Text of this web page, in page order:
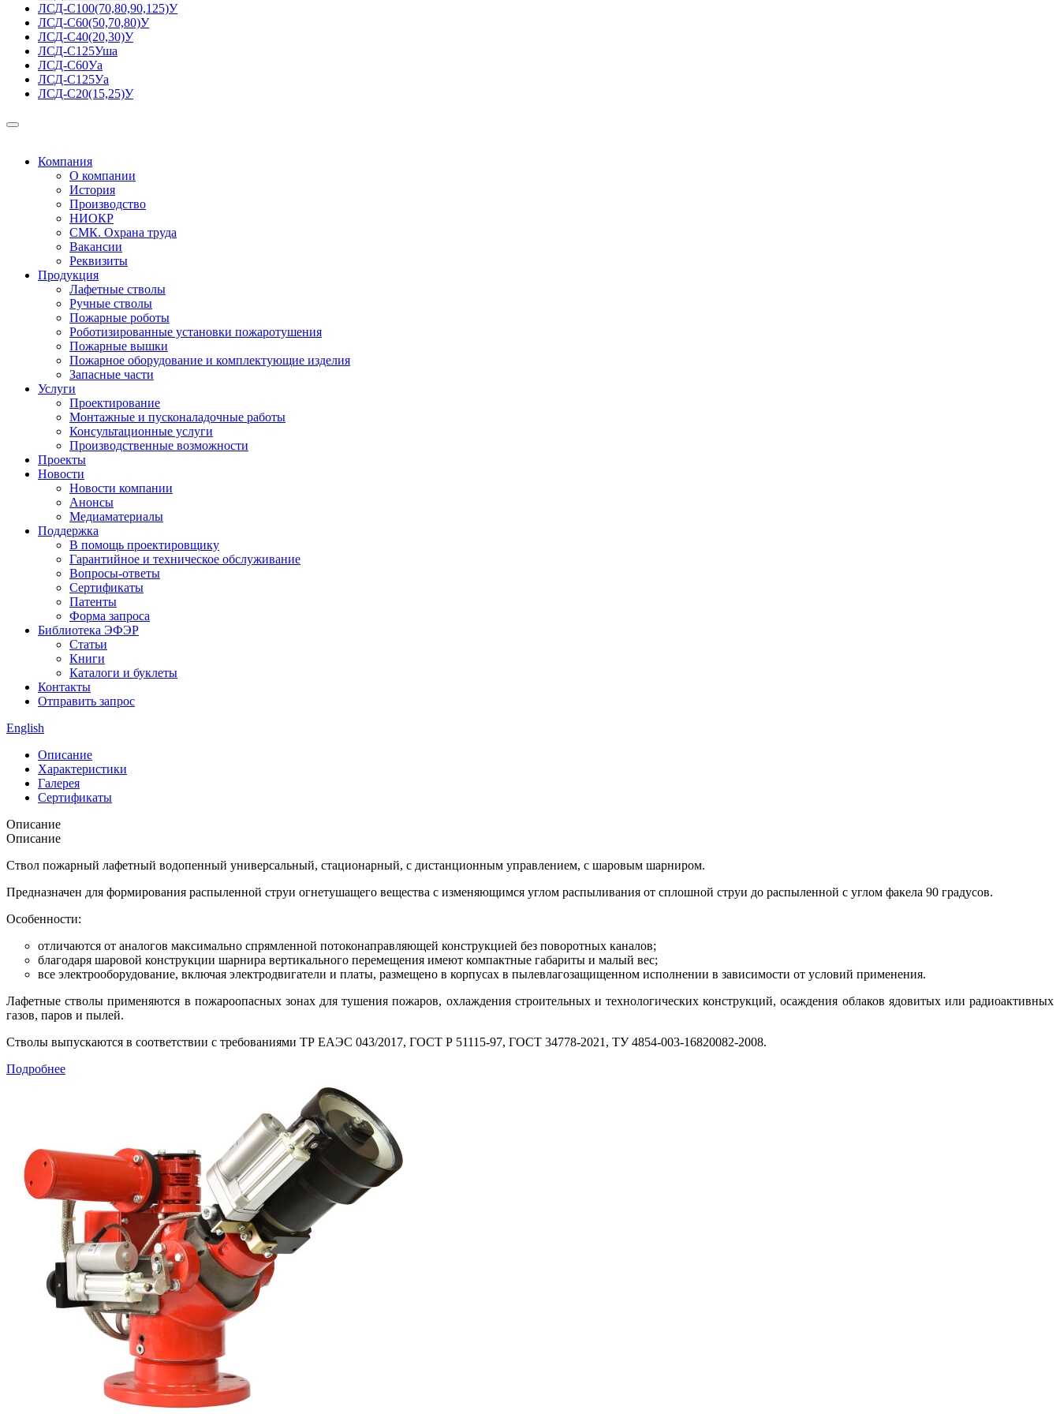
ЛСД-С100(70,80,90,125)У
ЛСД-С60(50,70,80)У
ЛСД-С40(20,30)У
ЛСД-С125Уша
ЛСД-С60Уа
ЛСД-С125Уа
ЛСД-С20(15,25)У
Компания
О компании
История
Производство
НИОКР
СМК. Охрана труда
Вакансии
Реквизиты
Продукция
Лафетные стволы
Ручные стволы
Пожарные роботы
Роботизированные установки пожаротушения
Пожарные вышки
Пожарное оборудование и комплектующие изделия
Запасные части
Услуги
Проектирование
Монтажные и пусконаладочные работы
Консультационные услуги
Производственные возможности
Проекты
Новости
Новости компании
Анонсы
Медиаматериалы
Поддержка
В помощь проектировщику
Гарантийное и техническое обслуживание
Вопросы-ответы
Сертификаты
Патенты
Форма запроса
Библиотека ЭФЭР
Статьи
Книги
Каталоги и буклеты
Контакты
Отправить запрос
English
Описание
Характеристики
Галерея
Сертификаты
Описание
Описание
Ствол пожарный лафетный водопенный универсальный, стационарный, с дистанционным управлением, с шаровым шарниром.
Предназначен для формирования распыленной струи огнетушащего вещества с изменяющимся углом распыливания от сплошной струи до распыленной с углом факела 90 градусов.
Особенности:
отличаются от аналогов максимально спрямленной потоконаправляющей конструкцией без поворотных каналов;
благодаря шаровой конструкции шарнира вертикального перемещения имеют компактные габариты и малый вес;
все электрооборудование, включая электродвигатели и платы, размещено в корпусах в пылевлагозащищенном исполнении в зависимости от условий применения.
Лафетные стволы применяются в пожароопасных зонах для тушения пожаров, охлаждения строительных и технологических конструкций, осаждения облаков ядовитых или радиоактивных
газов, паров и пылей.
Стволы выпускаются в соответствии с требованиями ТР ЕАЭС 043/2017, ГОСТ Р 51115-97, ГОСТ 34778-2021, ТУ 4854-003-16820082-2008.
Подробнее